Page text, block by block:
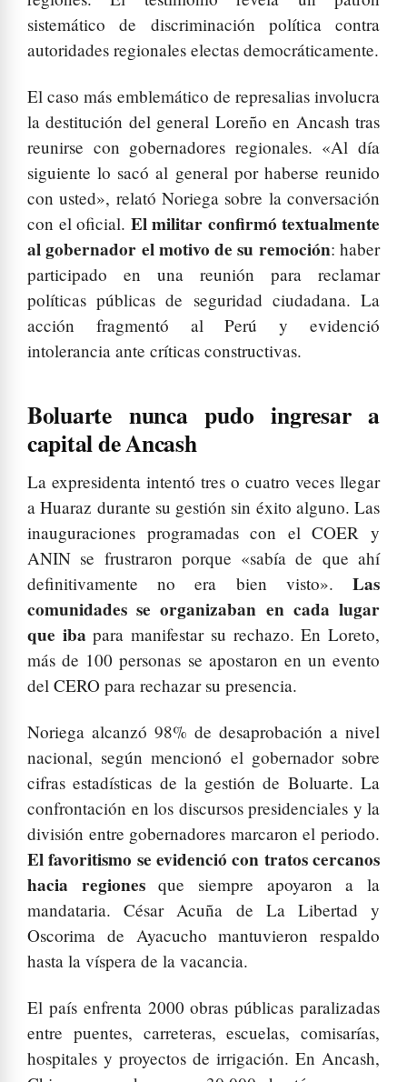
sistemático de discriminación política contra
autoridades regionales electas democráticamente.
El caso más emblemático de represalias involucra
la destitución del general Loreño en Ancash tras
reunirse con gobernadores regionales. «Al día
siguiente lo sacó al general por haberse reunido
con usted», relató Noriega sobre la conversación
con el oficial. El militar confirmó textualmente
al gobernador el motivo de su remoción: haber
participado en una reunión para reclamar
políticas públicas de seguridad ciudadana. La
acción fragmentó al Perú y evidenció
intolerancia ante críticas constructivas.
Boluarte nunca pudo ingresar a
capital de Ancash
La expresidenta intentó tres o cuatro veces llegar
a Huaraz durante su gestión sin éxito alguno. Las
inauguraciones programadas con el COER y
ANIN se frustraron porque «sabía de que ahí
definitivamente no era bien visto». Las
comunidades se organizaban en cada lugar
que iba para manifestar su rechazo. En Loreto,
más de 100 personas se apostaron en un evento
del CERO para rechazar su presencia.
Noriega alcanzó 98% de desaprobación a nivel
nacional, según mencionó el gobernador sobre
cifras estadísticas de la gestión de Boluarte. La
confrontación en los discursos presidenciales y la
división entre gobernadores marcaron el periodo.
El favoritismo se evidenció con tratos cercanos
hacia regionesque siempre apoyaron a la
mandataria. César Acuña de La Libertad y
Oscorima de Ayacucho mantuvieron respaldo
hasta la víspera de la vacancia.
El país enfrenta 2000 obras públicas paralizadas
entre puentes, carreteras, escuelas, comisarías,
hospitales y proyectos de irrigación. En Ancash,